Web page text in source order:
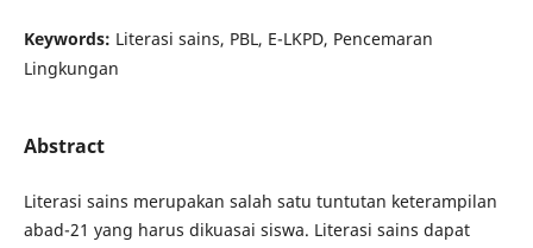
Keywords: Literasi sains, PBL, E-LKPD, Pencemaran
Lingkungan
Abstract
Literasi sains merupakan salah satu tuntutan keterampilan
abad-21 yang harus dikuasai siswa. Literasi sains dapat